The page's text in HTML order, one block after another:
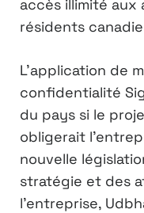
accès illimité
résidents
L’application de
confidentialité
du pays si le
obligerait
nouvelle
stratégie et des
l’entreprise,